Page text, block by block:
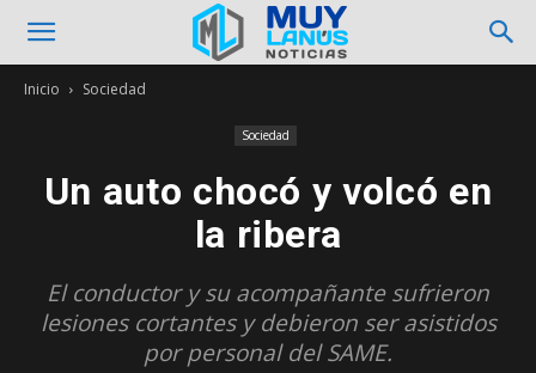
Inicio Sociedad
Sociedad
Un auto chocó y volcó en
la ribera
El conductor y su acompañante sufrieron
lesiones cortantes y debieron ser asistidos
por personal del SAME.